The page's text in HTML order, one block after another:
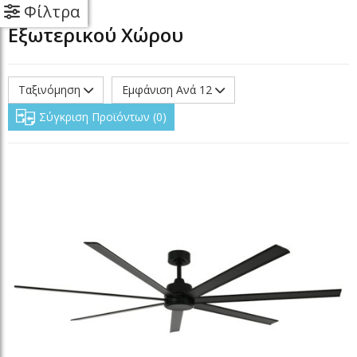
Φίλτρα
Εξωτερικού Χώρου
Ταξινόμηση
Εμφάνιση Ανά 12
Σύγκριση Προϊόντων 0